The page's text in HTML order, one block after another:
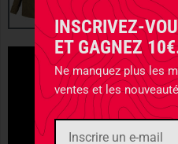
INSCRIVEZ-
ET GAGNEZ
Ne manquez plus les
ventes et les